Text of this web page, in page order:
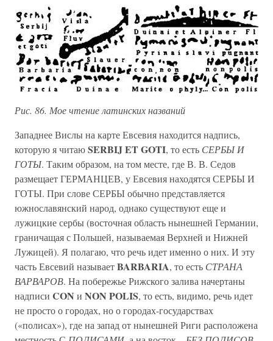
Рис. 86. Мое чтение латинских названий
Западнее Вислы на карте Евсевия находится надпись,
которую я читаюSERBIJ ET GOTI, то есть СЕРБЫ И
ГОТЫ. Таким образом, на том месте, где В. В. Седов
размещает ГЕРМАНЦЕВ, у Евсевия находятся СЕРБЫ И
ГОТЫ. При слове СЕРБЫ обычно представляется
южнославянский народ, однако существуют еще и
лужицкие сербы (восточная область нынешней Германии,
граничащая с Польшей, называемая Верхней и Нижней
Лужицей). Я полагаю, что речь идет именно о них. И эту
часть Евсевий называетBARBARIA, то есть СТРАНА
ВАРВАРОВ. На побережье Рижского залива начертаны
надписи CON и NON POLIS, то есть, видимо, речь идет
не просто о городах, но о городах-государствах
(«полисах»), где на запад от нынешней Риги расположена